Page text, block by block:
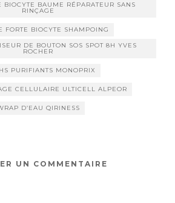
BIOCYTE BAUME RÉPARATEUR SANS
RINÇAGE
FORTE BIOCYTE SHAMPOING
DE BOUTON SOS SPOT 8H YVES
ROCHER
PURIFIANTS MONOPRIX
CELLULAIRE ULTICELL ALPEOR
D’EAU QIRINESS
UN COMMENTAIRE